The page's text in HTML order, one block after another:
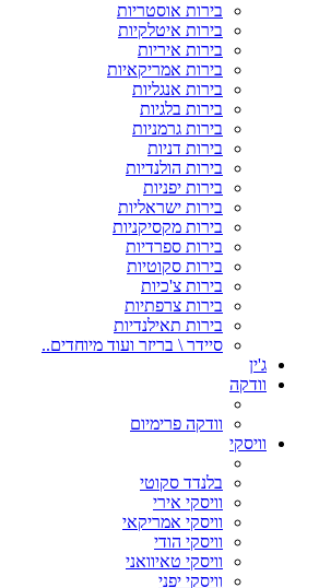
בירות אוסטריות
בירות איטלקיות
בירות איריות
בירות אמריקאיות
בירות אנגליות
בירות בלגיות
בירות גרמניות
בירות דניות
בירות הולנדיות
בירות יפניות
בירות ישראליות
בירות מקסיקניות
בירות ספרדיות
בירות סקוטיות
בירות צ'כיות
בירות צרפתיות
בירות תאילנדיות
סיידר \ בריזר ועוד מיוחדים..
ג'ין
וודקה
וודקה פרימיום
וויסקי
בלנדד סקוטי
וויסקי אירי
וויסקי אמריקאי
וויסקי הודי
וויסקי טאיוואני
וויסקי יפני